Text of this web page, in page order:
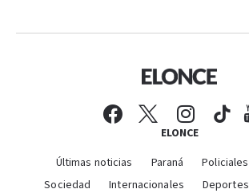
ELONCE
Últimas noticias Paraná Policiales
Sociedad
Internacionales Deportes